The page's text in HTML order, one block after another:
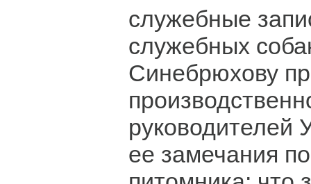
служебные
служебных
Синебрюхову
ее замечания